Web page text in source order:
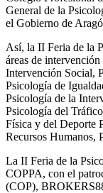
General de la
el Gobierno de
Así, la II Feria de la
áreas de
Intervención Social,
Psicología de
Psicología de la
Psicología del
Física y del Deporte
Recursos Humanos,
La II Feria de la
COPPA, con el
(COP),